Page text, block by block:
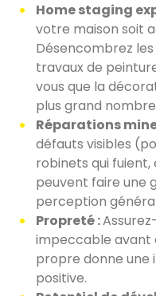
Home staging
votre maison soit
Désencombrez
travaux de
vous que la
plus grand
Réparations
défauts visibles
robinets qui
peuvent faire une
perception
Propreté :
impeccable avant
propre donne une
positive.